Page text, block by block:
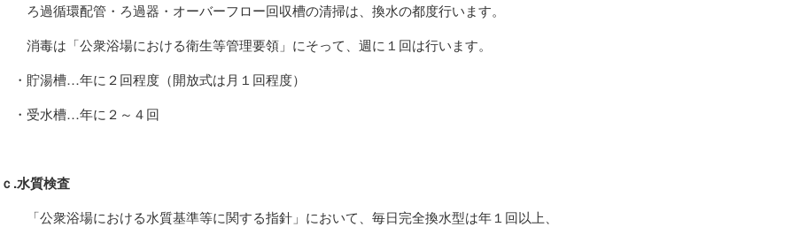
ろ過循環配管・ろ過器・オーバーフロー回収槽の清掃は、換水の都度行います。
消毒は「公衆浴場における衛生等管理要領」にそって、週に１回は行います。
・貯湯槽…年に２回程度（開放式は月１回程度）
・受水槽…年に２～４回
ｃ.水質検査
「公衆浴場における水質基準等に関する指針」において、毎日完全換水型は年１回以上、